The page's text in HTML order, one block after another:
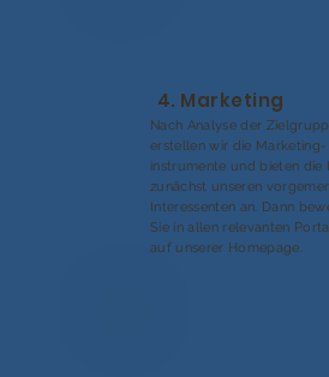
4. Marketing
Nach Analyse der
erstellen wir die Marketing-
instrumente und bieten die
zunächst unseren
Interessenten an. Dann
Sie in allen relevanten
auf unserer Homepage.